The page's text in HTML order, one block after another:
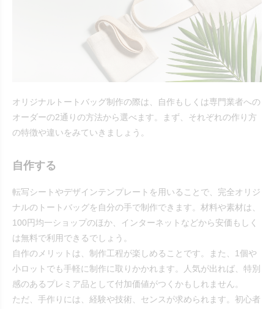
オリジナルトートバッグ制作の際は、自作もしくは専門業者への
オーダーの2通りの方法から選べます。まず、それぞれの作り方
の特徴や違いをみていきましょう。
自作する
転写シートやデザインテンプレートを用いることで、完全オリジ
ナルのトートバッグを自分の手で制作できます。材料や素材は、
100円均一ショップのほか、インターネットなどから安価もしく
は無料で利用できるでしょう。
自作のメリットは、制作工程が楽しめることです。また、1個や
小ロットでも手軽に制作に取りかかれます。人気が出れば、特別
感のあるプレミア品として付加価値がつくかもしれません。
ただ、手作りには、経験や技術、センスが求められます。初心者